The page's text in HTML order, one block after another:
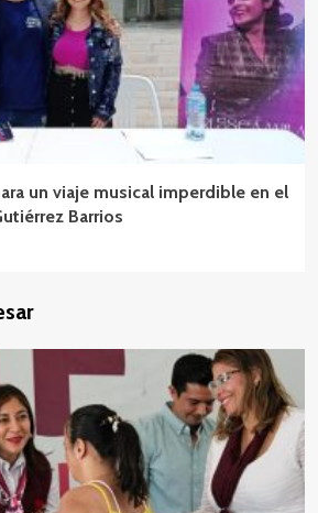
un viaje musical imperdible en el
Barrios